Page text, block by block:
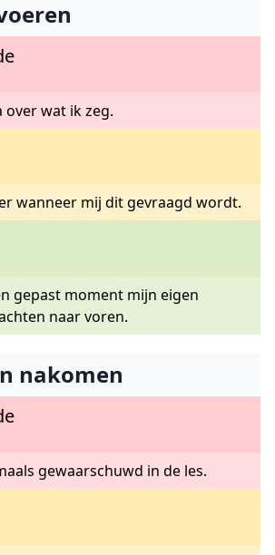
wat ik zeg.
wanneer mij dit gevraagd wordt.
gepast moment mijn eigen
naar voren.
nakomen
gewaarschuwd in de les.